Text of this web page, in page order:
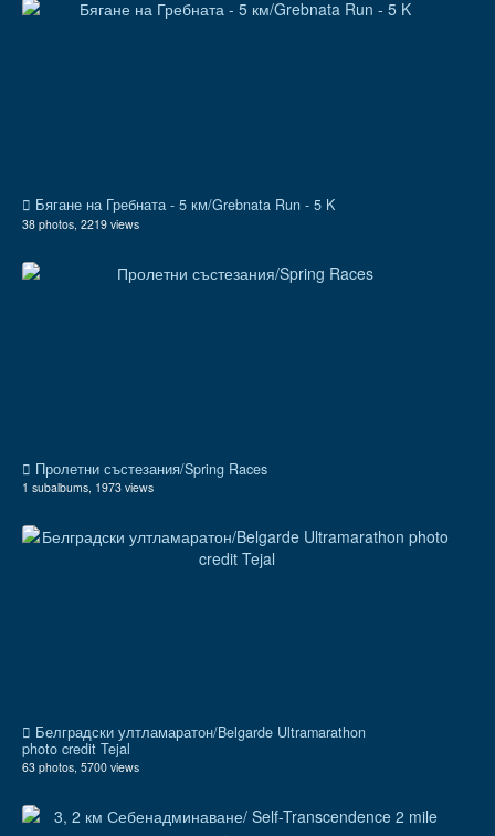
Бягане на Гребната - 5 км/Grebnata Run - 5 K
38 photos, 2219 views
Пролетни състезания/Spring Races
1 subalbums, 1973 views
Белградски ултламаратон/Belgarde Ultramarathon
photo credit Tejal
63 photos, 5700 views